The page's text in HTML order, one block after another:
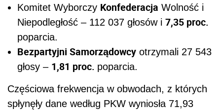
Komitet Wyborczy Konfederacja Wolność i
Niepodległość – 112 037 głosów i 7,35 proc.
poparcia.
Bezpartyjni Samorządowcy otrzymali 27 543
głosy – 1,81 proc. poparcia.
Częściowa frekwencja w obwodach, z których
spłynęły dane według PKW wyniosła 71,93